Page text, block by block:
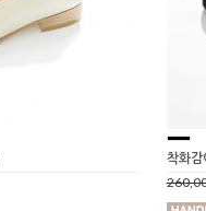
착화감